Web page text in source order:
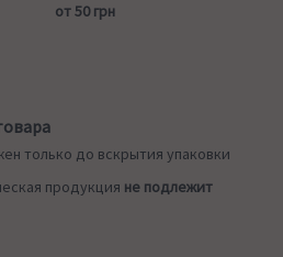
от 50 грн
только до вскрытия упаковки
продукция не подлежит